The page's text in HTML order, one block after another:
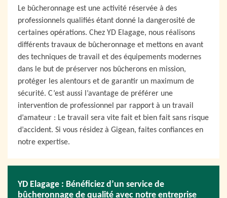
Le bûcheronnage est une activité réservée à des
professionnels qualifiés étant donné la dangerosité de
certaines opérations. Chez YD Elagage, nous réalisons
différents travaux de bûcheronnage et mettons en avant
des techniques de travail et des équipements modernes
dans le but de préserver nos bûcherons en mission,
protéger les alentours et de garantir un maximum de
sécurité. C’est aussi l’avantage de préférer une
intervention de professionnel par rapport à un travail
d’amateur : Le travail sera vite fait et bien fait sans risque
d’accident. Si vous résidez à Gigean, faites confiances en
notre expertise.
YD Elagage : Bénéficiez d’un service de
bûcheronnage de qualité avec notre entreprise